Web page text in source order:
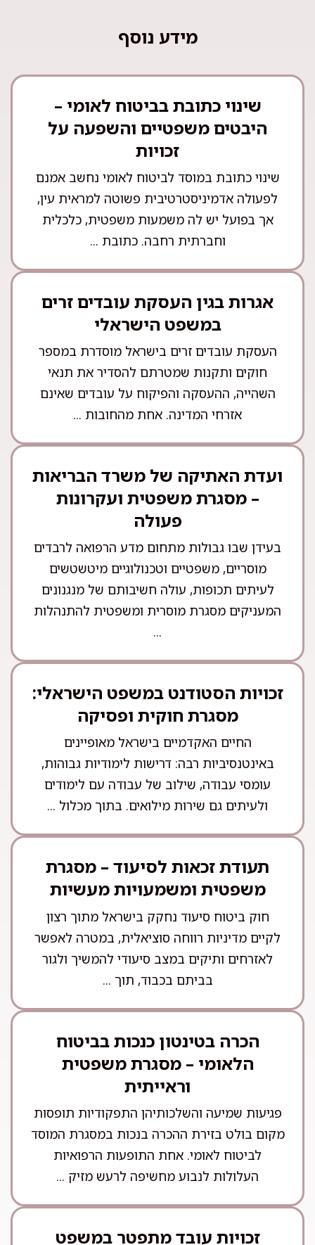
מידע נוסף
שינוי כתובת בביטוח לאומי –
היבטים משפטיים והשפעה על
זכויות
שינוי כתובת במוסד לביטוח לאומי נחשב אמנם
לפעולה אדמיניסטרטיבית פשוטה למראית עין,
אך בפועל יש לה משמעות משפטית, כלכלית
וחברתית רחבה. כתובת ...
אגרות בגין העסקת עובדים זרים
במשפט הישראלי
העסקת עובדים זרים בישראל מוסדרת במספר
חוקים ותקנות שמטרתם להסדיר את תנאי
השהייה, ההעסקה והפיקוח על עובדים שאינם
אזרחי המדינה. אחת מהחובות ...
ועדת האתיקה של משרד הבריאות
– מסגרת משפטית ועקרונות
פעולה
בעידן שבו גבולות מתחום מדע הרפואה לרבדים
מוסריים, משפטיים וטכנולוגיים מיטשטשים
לעיתים תכופות, עולה חשיבותם של מנגנונים
המעניקים מסגרת מוסרית ומשפטית להתנהלות
...
זכויות הסטודנט במשפט הישראלי:
מסגרת חוקית ופסיקה
החיים האקדמיים בישראל מאופיינים
באינטנסיביות רבה: דרישות לימודיות גבוהות,
עומסי עבודה, שילוב של עבודה עם לימודים
ולעיתים גם שירות מילואים. בתוך מכלול ...
תעודת זכאות לסיעוד – מסגרת
משפטית ומשמעויות מעשיות
חוק ביטוח סיעוד נחקק בישראל מתוך רצון
לקיים מדיניות רווחה סוציאלית, במטרה לאפשר
לאזרחים ותיקים במצב סיעודי להמשיך ולגור
בביתם בכבוד, תוך ...
הכרה בטינטון כנכות בביטוח
הלאומי – מסגרת משפטית
וראייתית
פגיעות שמיעה והשלכותיהן התפקודיות תופסות
מקום בולט בזירת ההכרה בנכות במסגרת המוסד
לביטוח לאומי. אחת התופעות הרפואיות
העלולות לנבוע מחשיפה לרעש מזיק ...
זכויות עובד מתפטר במשפט